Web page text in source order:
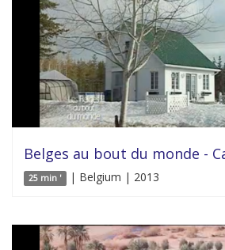
Belges au bout du monde -
25 min ' | Belgium | 2013